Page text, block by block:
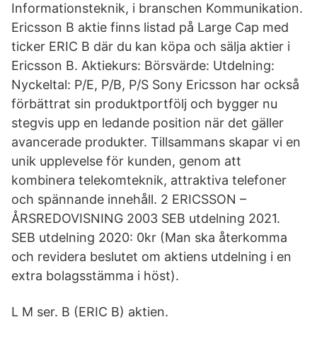
Informationsteknik, i branschen Kommunikation.
Ericsson B aktie finns listad på Large Cap med
ticker ERIC B där du kan köpa och sälja aktier i
Ericsson B. Aktiekurs: Börsvärde: Utdelning:
Nyckeltal: P/E, P/B, P/S Sony Ericsson har också
förbättrat sin produktportfölj och bygger nu
stegvis upp en ledande position när det gäller
avancerade produkter. Tillsammans skapar vi en
unik upplevelse för kunden, genom att
kombinera telekomteknik, attraktiva telefoner
och spännande innehåll. 2 ERICSSON –
ÅRSREDOVISNING 2003 SEB utdelning 2021.
SEB utdelning 2020: 0kr (Man ska återkomma
och revidera beslutet om aktiens utdelning i en
extra bolagsstämma i höst).
L M ser. B (ERIC B) aktien.